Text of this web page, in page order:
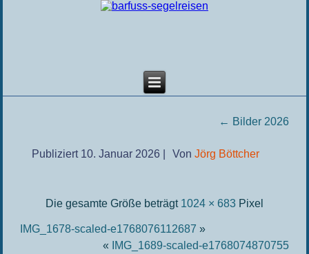
← Bilder 2026
Publiziert 10. Januar 2026 Von Jörg Böttcher
Die gesamte Größe beträgt 1024 × 683 Pixel
IMG_1678-scaled-e1768076112687 »
«
IMG_1689-scaled-e1768074870755